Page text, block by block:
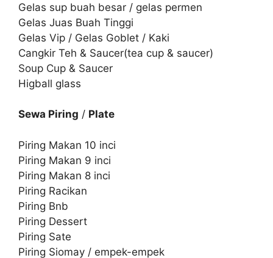
Gelas sup buah besar / gelas permen
Gelas Juas Buah Tinggi
Gelas Vip / Gelas Goblet / Kaki
Cangkir Teh & Saucer(tea cup & saucer)
Soup Cup & Saucer
Higball glass
Sewa Piring / Plate
Piring Makan 10 inci
Piring Makan 9 inci
Piring Makan 8 inci
Piring Racikan
Piring Bnb
Piring Dessert
Piring Sate
Piring Siomay / empek-empek